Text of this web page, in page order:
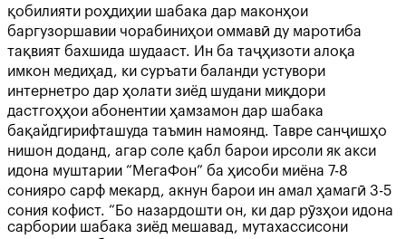
қобилияти роҳдиҳии шабака дар маконҳои
баргузоршавии чорабиниҳои оммавӣ ду маротиба
тақвият бахшида шудааст. Ин ба таҷҳизоти алоқа
имкон медиҳад, ки суръати баланди устувори
интернетро дар ҳолати зиёд шудани миқдори
дастгоҳҳои абонентии ҳамзамон дар шабака
бақайдгирифташуда таъмин намоянд. Тавре санҷишҳо
нишон доданд, агар соле қабл барои ирсоли як акси
идона муштарии “МегаФон” ба ҳисоби миёна 7-8
сонияро сарф мекард, акнун барои ин амал ҳамагӣ 3-5
сония кофист. “Бо назардошти он, ки дар рӯзҳои идона
сарбории шабака зиёд мешавад, мутахассисони